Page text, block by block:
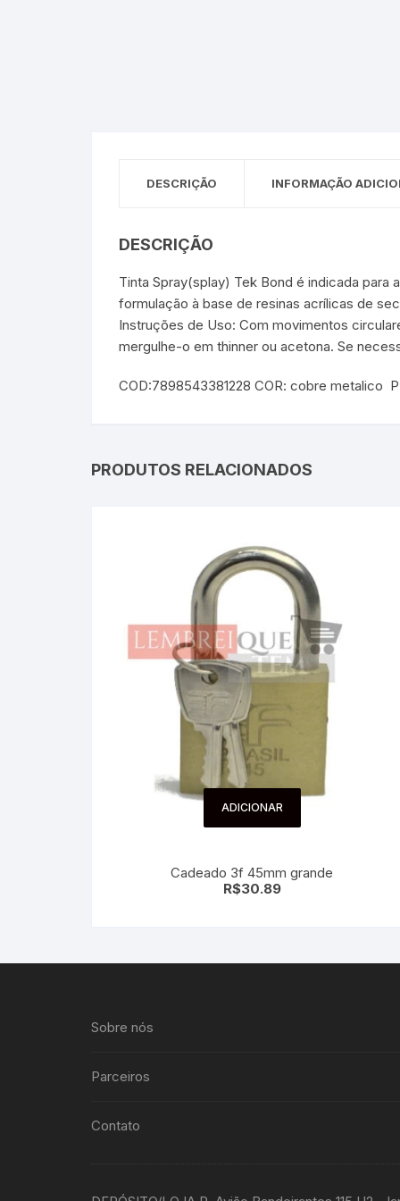
DESCRIÇÃO INFORMAÇÃO
DESCRIÇÃO
Tinta Spray(splay) Tek Bond é indicada
formulação à base de resinas acrílicas de
Instruções de Uso: Com movimentos
mergulhe-o em thinner ou acetona. Se
COD:7898543381228 COR: cobre metalico
PRODUTOS RELACIONADOS
ADICIONAR
Cadeado 3f 45mm grande
R$30.89
Sobre nós
Parceiros
Contato